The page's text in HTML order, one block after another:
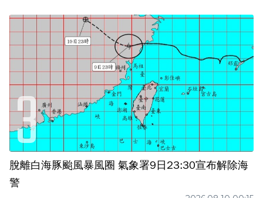
脫離白海豚颱風暴風圈 氣象署9日23:30宣布解除海
警